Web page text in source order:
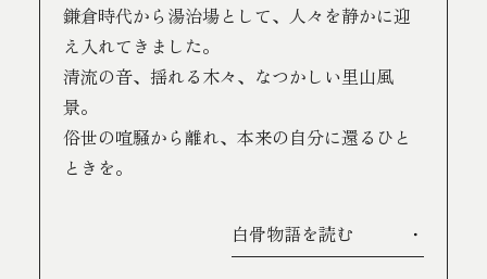
鎌倉時代から湯治場として、 人々を静かに迎
え入れてきました。
清流の音、揺れる木々、なつかしい里山風
景。
俗世の喧騒から離れ、本来の自分に還るひと
ときを。
白骨物語を読む